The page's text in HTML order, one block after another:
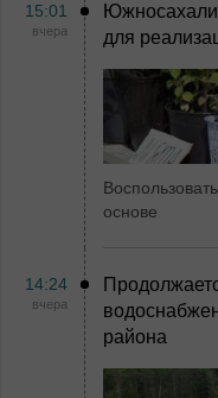
15:01
вчера
для
основе
14:24
вчера
района